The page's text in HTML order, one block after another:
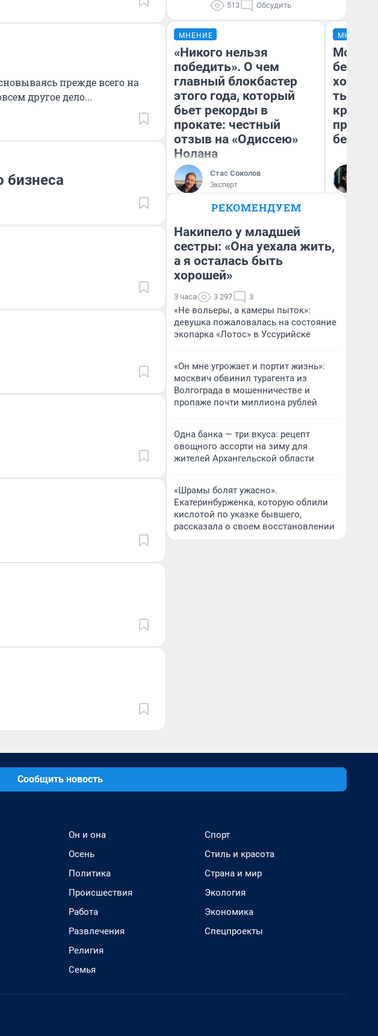
прежде всего на
другое дело...
бизнеса
513 Обсудить
МНЕНИЕ
«Никого нельзя
победить». О чем
главный блокбастер
этого года, который
бьет рекорды в
прокате: честный
отзыв на «Одиссею»
Нолана
Стас Соколов
Эксперт
МНЕНИЕ
Мой
хотела
тысяч,
РЕКОМЕНДУЕМ
Накипело у младшей
сестры: «Она уехала жить,
а я осталась быть
хорошей»
3 часа 3 297 3
«Не вольеры, а камеры пыток»:
девушка пожаловалась на состояние
экопарка «Лотос» в Уссурийске
«Он мне угрожает и портит жизнь»:
москвич обвинил турагента из
Волгограда в мошенничестве и
пропаже почти миллиона рублей
Одна банка — три вкуса: рецепт
овощного ассорти на зиму для
жителей Архангельской области
«Шрамы болят ужасно».
Екатеринбурженка, которую облили
кислотой по указке бывшего,
рассказала о своем восстановлении
Сообщить новость
Он и она
Осень
Политика
Происшествия
Работа
Развлечения
Религия
Семья
Спорт
Стиль и красота
Страна и мир
Экология
Экономика
Спецпроекты